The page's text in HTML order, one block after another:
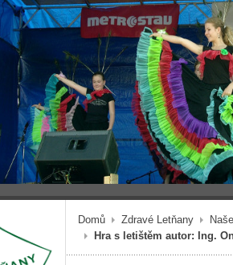
Domů Zdravé Letňany
Hra s letištěm autor: Ing.